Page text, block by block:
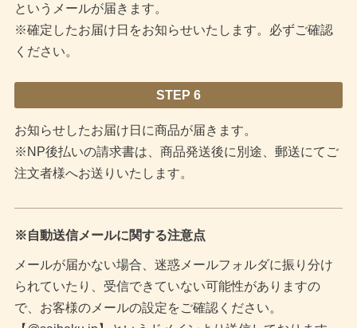
というメールが届きます。
※確定したお届け日をお知らせいたします。必ずご確認
ください。
STEP 6
お知らせしたお届け日に商品が届きます。
※NP後払いの請求書は、商品発送後に別途、郵送にてご
注文者様へお送りいたします。
※自動送信メールに関する注意点
メールが届かない場合、迷惑メールフォルダに振り分け
られていたり、受信できていない可能性がありますの
で、お客様のメールの設定をご確認ください。